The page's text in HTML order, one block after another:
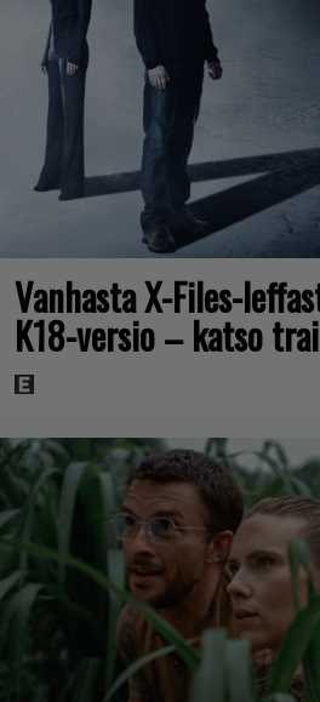
Vanhasta X-Files-
K18-versio – katso